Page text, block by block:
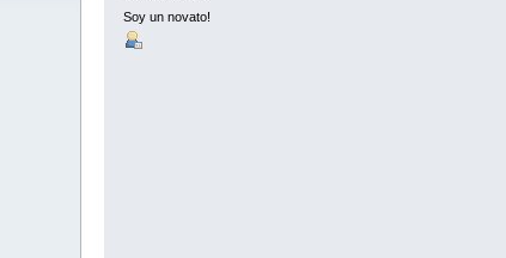
Soy un novato!